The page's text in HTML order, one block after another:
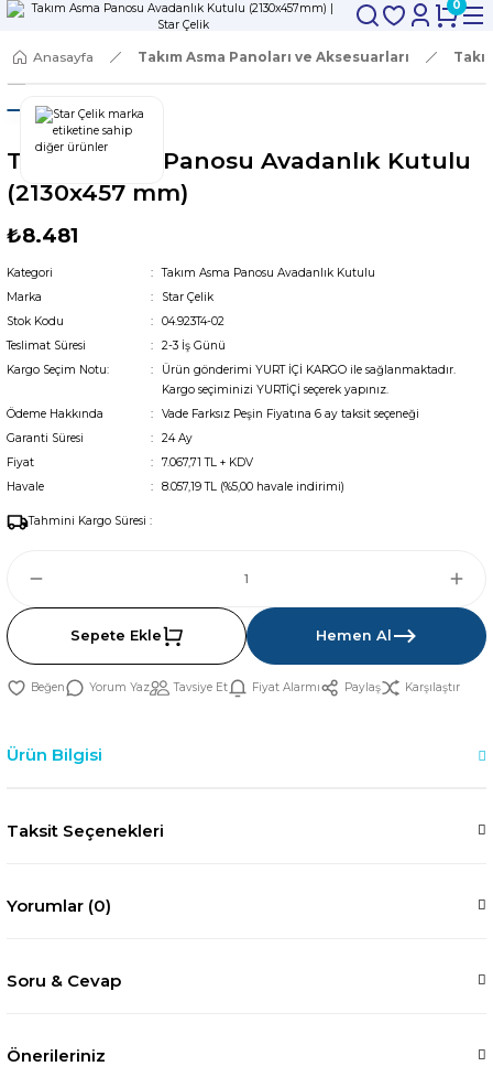
0
Anasayfa Takım Asma Panoları ve Aksesuarları
Takım Asma Panosu Avadanlık Kutulu
(2130x457 mm)
₺8.481
Kategori
Takım Asma Panosu Avadanlık Kutulu
Marka
Star Çelik
Stok Kodu
04.923T4-02
Teslimat Süresi
2-3 İş Günü
Kargo Seçim Notu:
Ürün gönderimi YURT İÇİ KARGO ile sağlanmaktadır.
Kargo seçiminizi YURTİÇİ seçerek yapınız.
Ödeme Hakkında
Vade Farksız Peşin Fiyatına 6 ay taksit seçeneği
Garanti Süresi
24 Ay
Fiyat
7.067,71 TL + KDV
Havale
8.057,19 TL (%5,00 havale indirimi)
Tahmini Kargo Süresi :
Sepete Ekle Hemen Al
Yorum Yaz Tavsiye Et Fiyat Alarmı Paylaş Karşılaştır
Ürün Bilgisi
Taksit Seçenekleri
Yorumlar (0)
Soru & Cevap
Önerileriniz